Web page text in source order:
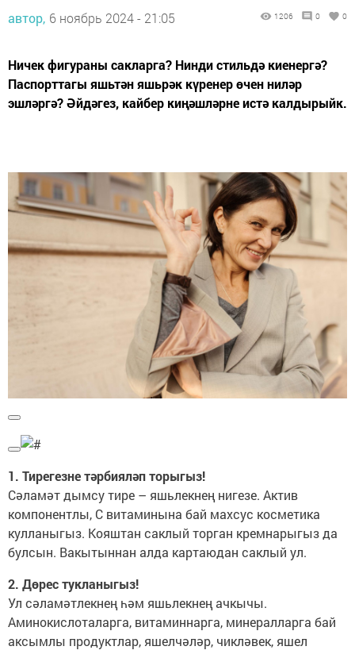
автор, 6 ноябрь 2024 - 21:05 1206 0 0
Ничек фигураны сакларга? Нинди стильдә киенергә?
Паспорттагы яшьтән яшьрәк күренер өчен ниләр
эшләргә? Әйдәгез, кайбер киңәшләрне истә калдырыйк.
1. Тирегезне тәрбияләп торыгыз!
Сәламәт дымсу тире – яшьлекнең нигезе. Актив
компонентлы, С витаминына бай махсус косметика
кулланыгыз. Кояштан саклый торган кремнарыгыз да
булсын. Вакытыннан алда картаюдан саклый ул.
2. Дөрес тукланыгыз!
Ул сәламәтлекнең һәм яшьлекнең ачкычы.
Аминокислоталарга, витаминнарга, минералларга бай
аксымлы продуктлар, яшелчәләр, чикләвек, яшел